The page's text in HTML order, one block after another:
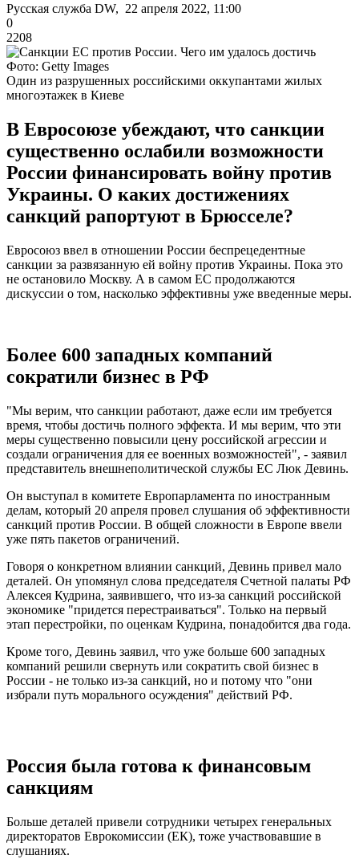
Русская служба DW, 22 апреля 2022, 11:00
0
2208
Фото: Getty Images
Один из разрушенных российскими оккупантами жилых
многоэтажек в Киеве
В Евросоюзе убеждают, что санкции
существенно ослабили возможности
России финансировать войну против
Украины. О каких достижениях
санкций рапортуют в Брюсселе?
Евросоюз ввел в отношении России беспрецедентные
санкции за развязанную ей войну против Украины. Пока это
не остановило Москву. А в самом ЕС продолжаются
дискуссии о том, насколько эффективны уже введенные меры.
Более 600 западных компаний
сократили бизнес в РФ
"Мы верим, что санкции работают, даже если им требуется
время, чтобы достичь полного эффекта. И мы верим, что эти
меры существенно повысили цену российской агрессии и
создали ограничения для ее военных возможностей", - заявил
представитель внешнеполитической службы ЕС Люк Девинь.
Он выступал в комитете Европарламента по иностранным
делам, который 20 апреля провел слушания об эффективности
санкций против России. В общей сложности в Европе ввели
уже пять пакетов ограничений.
Говоря о конкретном влиянии санкций, Девинь привел мало
деталей. Он упомянул слова председателя Счетной палаты РФ
Алексея Кудрина, заявившего, что из-за санкций российской
экономике "придется перестраиваться". Только на первый
этап перестройки, по оценкам Кудрина, понадобится два года.
Кроме того, Девинь заявил, что уже больше 600 западных
компаний решили свернуть или сократить свой бизнес в
России - не только из-за санкций, но и потому что "они
избрали путь морального осуждения" действий РФ.
Россия была готова к финансовым
санкциям
Больше деталей привели сотрудники четырех генеральных
директоратов Еврокомиссии (ЕК), тоже участвовавшие в
слушаниях.